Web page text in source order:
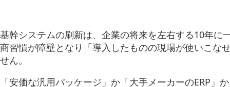
コラム・Qinfo
基幹システムの刷新は、企業の将来を左右する10年
商習慣が障壁となり「導入したものの現場が使いこな
せん。
「安価な汎用パッケージ」か「大手メーカーのERP」